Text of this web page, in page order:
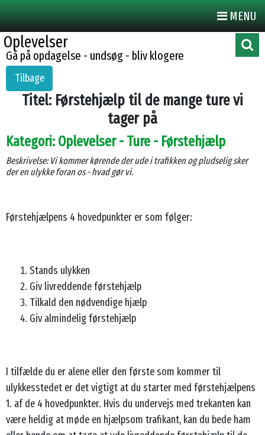
Oplevelser
Gå på opdagelse - undsøg - bliv klogere
MENU
Tilbage
Titel: Førstehjælp til de mange ture vi
tager på
Kategori: Oplevelser - Ture - Førstehjælp
Beskrivelse: Vi kommer kørende der ude i trafikken og pludselig sker
der en ulykke foran os - hvad gør vi.
Førstehjælpens 4 hovedpunkter er som følger:
Stands ulykken
Giv livreddende førstehjælp
Tilkald den nødvendige hjælp
Giv almindelig førstehjælp
I tilfælde du er alene eller den første som kommer til
ulykkesstedet er det vigtigt at du starter med førstehjælpens
1. af de 4 hovedpunkter. Hvis du undervejs med trekanten kan
være heldig at møde en hjælpsom trafikant, kan du bede ham